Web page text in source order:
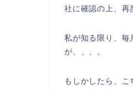
社に確認の上、再
私が知る限り、毎
が、、、。
もしかしたら、